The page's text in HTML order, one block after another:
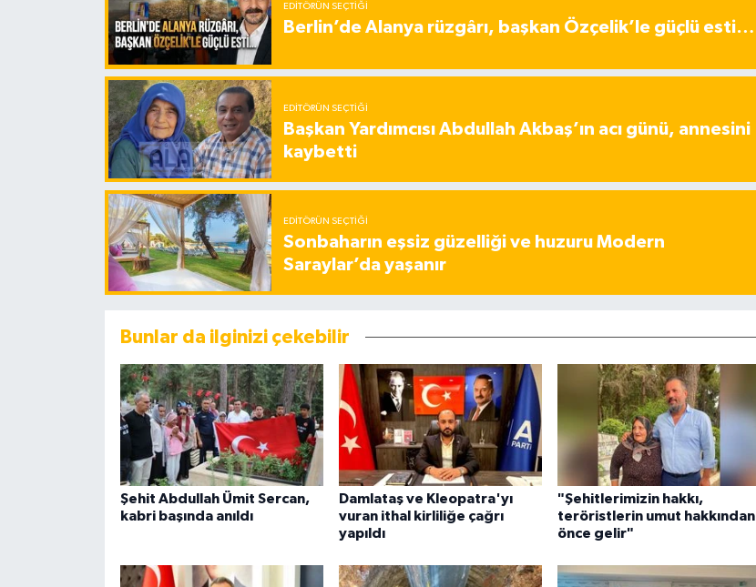
EDITÖRÜN SEÇTIĞI
Berlin’de Alanya rüzgârı, başkan Özçelik’le güçlü esti…
EDITÖRÜN SEÇTIĞI
Başkan Yardımcısı Abdullah Akbaş’ın acı günü, annesini
kaybetti
EDITÖRÜN SEÇTIĞI
Sonbaharın eşsiz güzelliği ve huzuru Modern
Saraylar’da yaşanır
Bunlar da ilginizi çekebilir
Şehit Abdullah Ümit Sercan,
kabri başında anıldı
Damlataş ve Kleopatra'yı
vuran ithal kirliliğe çağrı
yapıldı
"Şehitlerimizin hakkı,
teröristlerin umut hakkından
önce gelir"